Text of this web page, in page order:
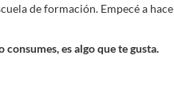
de formación. Empecé a
es algo que te gusta.